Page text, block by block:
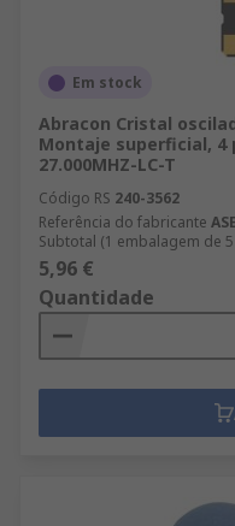
Em stock
Abracon Cristal
Montaje superficial, 4
27.000MHZ-LC-T
Código RS 240-3562
Referência do fabricante
Subtotal (1 embalagem de
5,96 €
Quantidade